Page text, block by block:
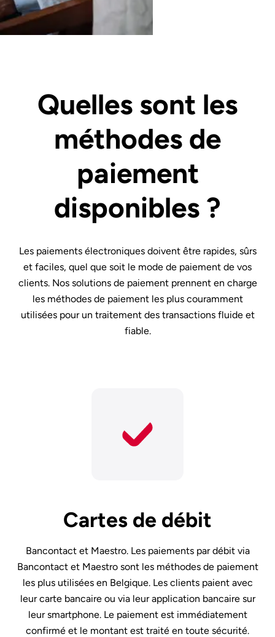
Quelles sont les
méthodes de
paiement
disponibles ?
Les paiements électroniques doivent être rapides, sûrs
et faciles, quel que soit le mode de paiement de vos
clients. Nos solutions de paiement prennent en charge
les méthodes de paiement les plus couramment
utilisées pour un traitement des transactions fluide et
fiable.
Cartes de débit
Bancontact et Maestro. Les paiements par débit via
Bancontact et Maestro sont les méthodes de paiement
les plus utilisées en Belgique. Les clients paient avec
leur carte bancaire ou via leur application bancaire sur
leur smartphone. Le paiement est immédiatement
confirmé et le montant est traité en toute sécurité.